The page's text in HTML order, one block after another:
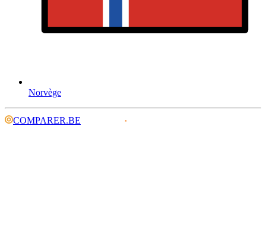
Norvège
COMPARER.BE